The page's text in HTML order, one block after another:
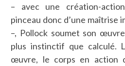
– avec une création-
pinceau donc d’une maîtrise
–, Pollock soumet son
plus instinctif que calculé.
œuvre, le corps en action